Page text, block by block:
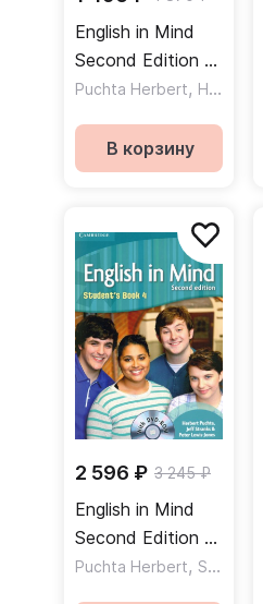
English in Mind
Second Edition 5
Teacher's
Книга для
учителя
Puchta Herbert, Hart Brian
В корзину
2 596 ₽ 3 245 ₽
English in Mind
Second Edition 4
Student's Book
Puchta Herbert, Stranks Jeff